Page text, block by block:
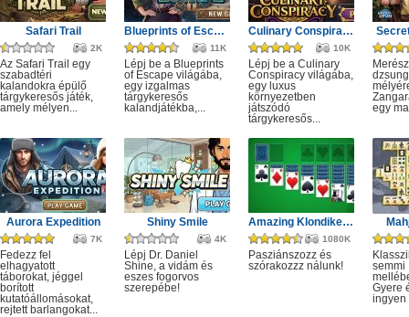
Safari Trail
2K
Az Safari Trail egy
szabadtéri
kalandokra épülő
tárgykeresős játék,
amely mélyen...
Blueprints of Escape
11K
Lépj be a Blueprints
of Escape világába,
egy izgalmas
tárgykeresős
kalandjátékba,...
Culinary Conspiracy
10K
Lépj be a Culinary
Conspiracy világába,
egy luxus
környezetben
játszódó
tárgykeresős...
egy
Aurora Expedition
7K
Fedezz fel
elhagyatott
táborokat, jéggel
borított
kutatóállomásokat,
rejtett barlangokat...
Shiny Smile
4K
Lépj Dr. Daniel
Shine, a vidám és
eszes fogorvos
szerepébe!
Amazing Klondike Solitaire
1080K
Pasziánszozz és
szórakozzz nálunk!
semmi
Gyere
ingyen